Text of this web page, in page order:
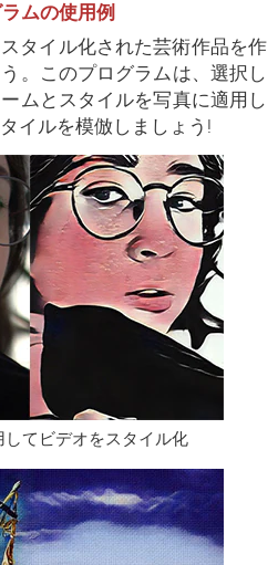
ムの使用例
タイル化された芸術作品を作
。このプログラムは、選択し
ムとスタイルを写真に適用し
イルを模倣しましょう!
てビデオをスタイル化